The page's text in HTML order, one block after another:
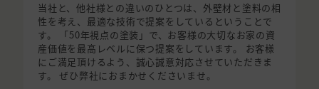
当社と、他社様との違いのひとつは、外壁材と塗料の相
性を考え、最適な技術で提案をしているということで
す。 「50年視点の塗装」で、お客様の大切なお家の資
産価値を最高レベルに保つ提案をしています。 お客様
にご満足頂けるよう、誠心誠意対応させていただきま
す。 ぜひ弊社におまかせくださいませ。